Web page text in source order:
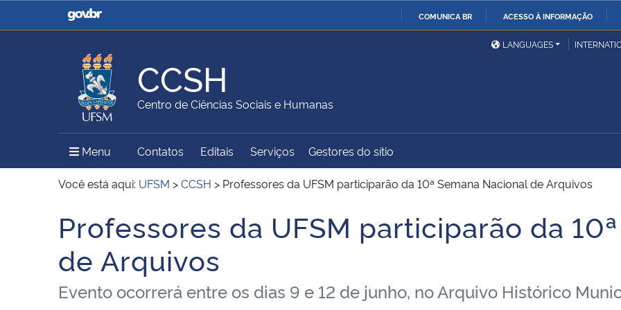
COMUNICA BR ACESSO À INFORMAÇÃO
Casa Civil
Ministério da Justiça e
Ministério da Defesa
Ministério das Relações
Exteriores
Ministério da Agricultura,
Pecuária e Abastecimento
Ministério da Educação
Ministério do Meio Ambiente Ministério do Turismo
Ministério do
Desenvolvimento Regional
União
Secretaria de Governo
Gabinete de Segurança
Institucional
Advocacia-Geral da União Banco Central do Brasil
LANGUAGES
CCSH
Centro de Ciências Sociais e Humanas
Menu Menu Principal do Sítio
Contatos Editais Serviços Gestores do sítio
Você está aqui: UFSM >CCSH > Professores da UFSM participarão da 10ª Semana Nacional de Arquivos
Início do conteúdo
Professores da UFSM participarão da
de Arquivos
Evento ocorrerá entre os dias 9 e 12 de junho, no Arquivo Histórico